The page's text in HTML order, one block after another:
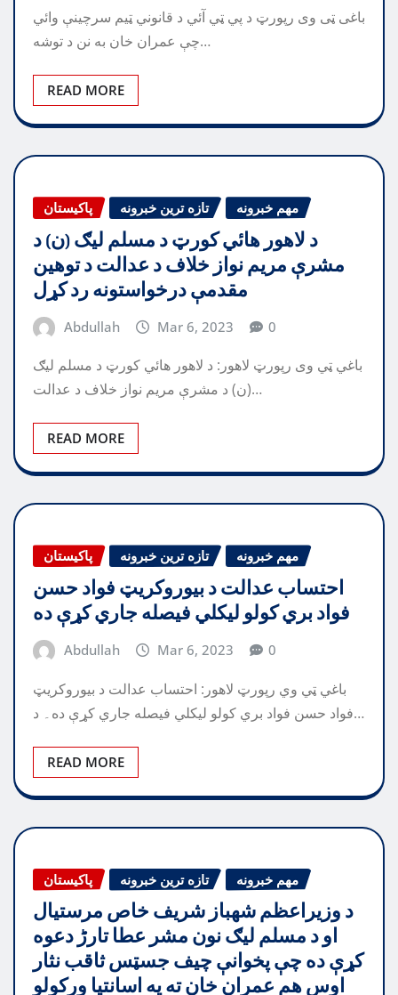
باغی ټی وی رپورټ د پي ټي آئي د قانوني ټيم سرچينې وائي
چې عمران خان به نن د توشه…
READ MORE
پاکیستان تازه ترین خبرونه مهم خبرونه
د لاهور هائي کورټ د مسلم ليګ (ن) د
مشرې مريم نواز خلاف د عدالت د توهين
مقدمې درخواستونه رد کړل
Abdullah Mar 6, 2023 0
باغي ټي وی رپورټ لاهور: د لاهور هائي کورټ د مسلم ليګ
(ن) د مشرې مريم نواز خلاف د عدالت…
READ MORE
پاکیستان تازه ترین خبرونه مهم خبرونه
احتساب عدالت د بيوروکريټ فواد حسن
فواد بري کولو ليکلي فيصله جاري کړې ده
Abdullah Mar 6, 2023 0
باغي ټي وي رپورټ لاهور: احتساب عدالت د بيوروکريټ
فواد حسن فواد بري کولو ليکلي فيصله جاري کړې ده۔ د…
READ MORE
پاکیستان تازه ترین خبرونه مهم خبرونه
د وزيراعظم شهباز شريف خاص مرستيال
او د مسلم ليګ نون مشر عطا تارڑ دعوه
کړې ده چې پخوانې چيف جسټس ثاقب نثار
اوس هم عمران خان ته په اسانتيا ورکولو